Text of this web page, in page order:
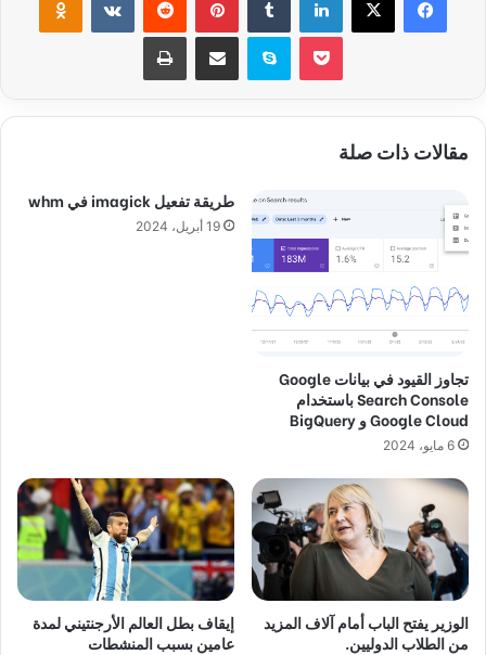
سكايب
مقالات ذات صلة
تجاوز القيود في بيانات Google
Search Console باستخدام
Google Cloud و BigQuery
6 مايو، 2024
طريقة تفعيل imagick في whm
19 أبريل، 2024
الوزير يفتح الباب أمام آلاف المزيد
من الطلاب الدوليين.
إيقاف بطل العالم الأرجنتيني لمدة
عامين بسبب المنشطات